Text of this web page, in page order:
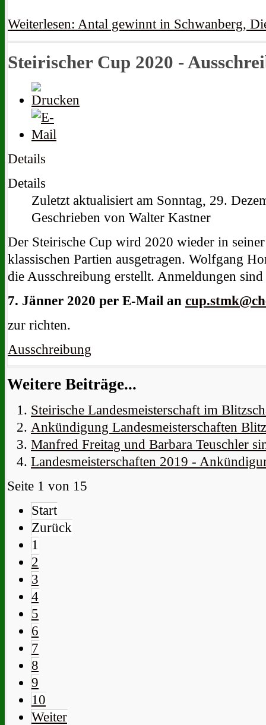
Weiterlesen: Antal gewinnt in Schwanberg,
Steirischer Cup 2020 -
Details
Details
Zuletzt aktualisiert am Sonntag, 29.
Geschrieben von Walter Kastner
Der Steirische Cup wird 2020 wieder in
klassischen Partien ausgetragen. Wolfgang
die Ausschreibung erstellt. Anmeldungen sind
7. Jänner 2020 per E-Mail an
zur richten.
Ausschreibung
Weitere Beiträge...
Steirische Landesmeisterschaft im
Ankündigung Landesmeisterschaften
Manfred Freitag und Barbara Teuschler
Landesmeisterschaften 2019 -
Seite 1 von 15
Start
Zurück
1
2
3
4
5
6
7
8
9
10
Weiter